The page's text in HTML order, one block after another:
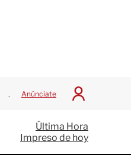
Juegos Centroamericanos
Anúnciate
I
c
i
a
Última Hora
Impreso de hoy